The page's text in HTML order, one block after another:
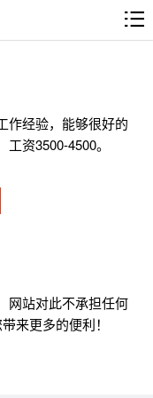
作经验，能够很好的
资3500-4500。
网站对此不承担任何
来更多的便利！